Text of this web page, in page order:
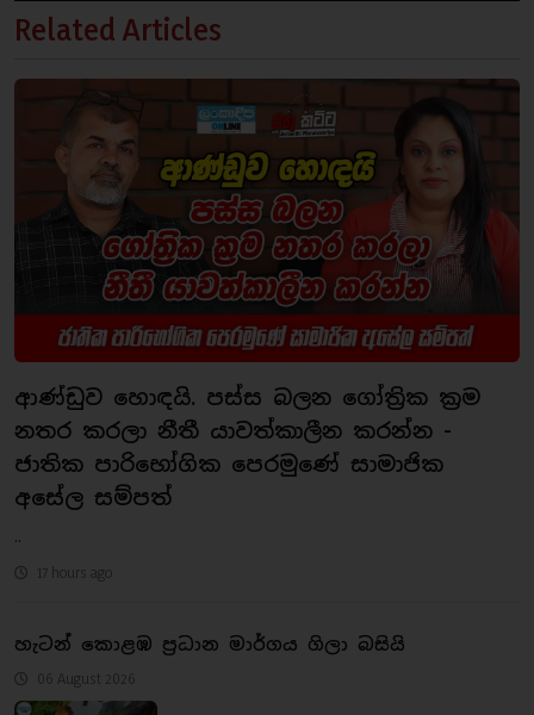
Related Articles
ආණ්ඩුව හොඳයි. පස්ස බලන ගෝත්‍රික ක්‍රම
නතර කරලා නීතී යාවත්කාලීන කරන්න -
ජාතික පාරිභෝගික පෙරමුණේ සාමාජික
අසේල සම්පත්
..
17 hours ago
හැටන් කොළඹ ප්‍රධාන මාර්ගය ගිලා බසියි
06 August 2026